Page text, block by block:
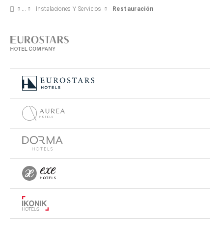
Instalaciones Y Servicios Restauración